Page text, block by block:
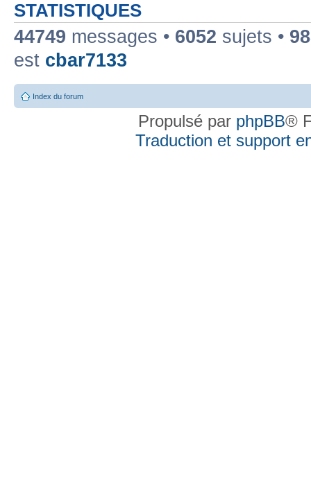
STATISTIQUES
44749 messages • 6052 sujets •
est cbar7133
Index du forum
Propulsé par phpBB®
Traduction et support